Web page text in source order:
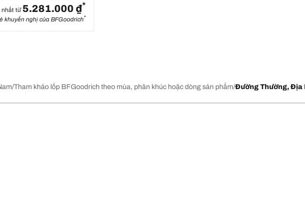
nhất từ 5.281.000 ₫*
khuyến nghị của BFGoodrich*
Tham khảo lốp BFGoodrich theo mùa, phân khúc hoặc dòng sản phẩm Đường Thường, Địa